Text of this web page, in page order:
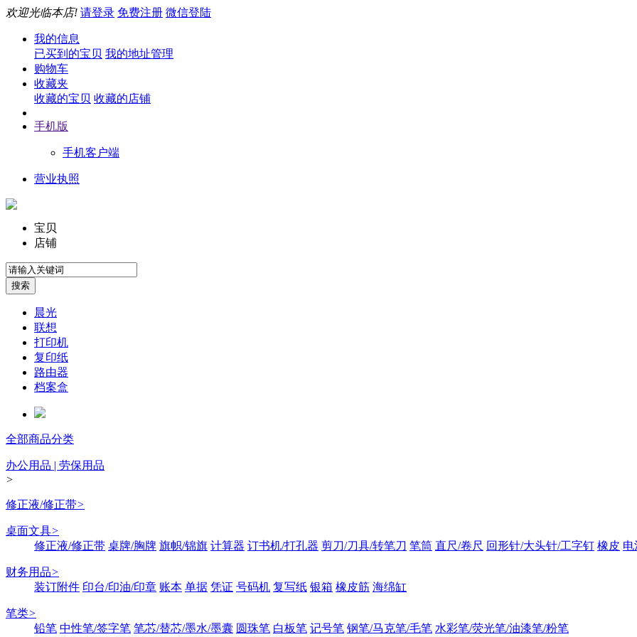
欢迎光临本店! 请登录 免费注册 微信登陆
我的信息
已买到的宝贝 我的地址管理
购物车
收藏夹
收藏的宝贝 收藏的店铺
手机版
手机客户端
营业执照
宝贝
店铺
晨光
联想
打印机
复印纸
路由器
档案盒
全部商品分类
办公用品 | 劳保用品
>
修正液/修正带>
桌面文具>
修正液/修正带 桌牌/胸牌 旗帜/锦旗 计算器 订书机/打孔器 剪刀/刀具/转笔刀 笔筒 直尺/卷尺 回形针/大头针/工字钉 橡皮 电
财务用品>
装订附件 印台/印油/印章 账本 单据 凭证 号码机 复写纸 银箱 橡皮筋 海绵缸
笔类>
铅笔 中性笔/签字笔 笔芯/替芯/墨水/墨囊 圆珠笔 白板笔 记号笔 钢笔/马克笔/毛笔 水彩笔/荧光笔/油漆笔/粉笔